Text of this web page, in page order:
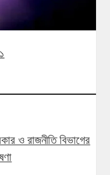
ও রাজনীতি বিভাগের